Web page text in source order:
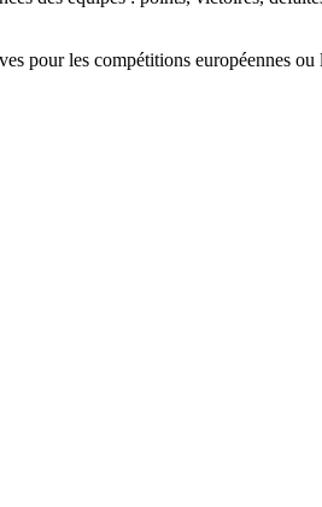
pour les compétitions européennes